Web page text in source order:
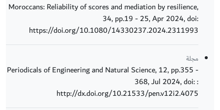
Moroccans: Reliability of scores and mediation by resilience,
34, pp.19 - 25, Apr 2024, doi:
https://doi.org/10.1080/14330237.2024.2311993
مجلة
Periodicals of Engineering and Natural Science, 12, pp.355 -
368, Jul 2024, doi: :
http://dx.doi.org/10.21533/pen.v12i2.4075